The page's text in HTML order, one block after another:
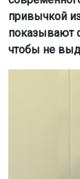
привычкой
показывают
чтобы не